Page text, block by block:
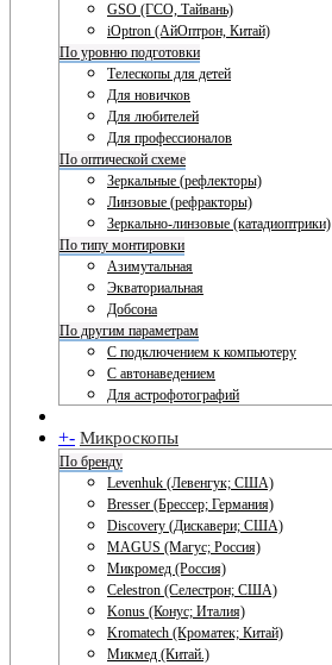
GSO (ГСО, Тайвань)
iOptron (АйОптрон, Китай)
По уровню подготовки
Телескопы для детей
Для новичков
Для любителей
Для профессионалов
По оптической схеме
Зеркальные (рефлекторы)
Линзовые (рефракторы)
Зеркально-линзовые (катадиоптрики)
По типу монтировки
Азимутальная
Экваториальная
Добсона
По другим параметрам
С подключением к компьютеру
С автонаведением
Для астрофотографий
+- Микроскопы
По бренду
Levenhuk (Левенгук; США)
Bresser (Брессер; Германия)
Discovery (Дискавери; США)
MAGUS (Магус; Россия)
Микромед (Россия)
Celestron (Селестрон; США)
Konus (Конус; Италия)
Kromatech (Кроматек; Китай)
Микмед (Китай.)